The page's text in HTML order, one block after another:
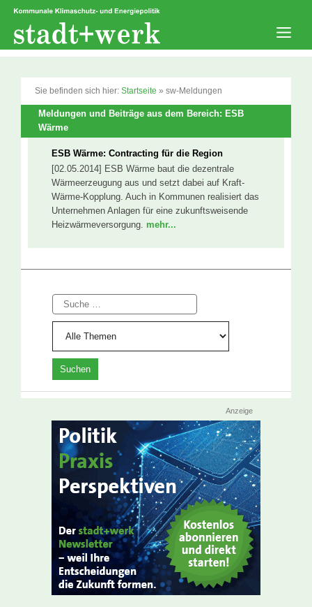
Zum
springen
Sie befinden sich hier: Startseite » sw-Meldungen
Meldungen und Beiträge aus dem Bereich: ESB
Wärme
ESB Wärme: Contracting für die Region
[02.05.2014] ESB Wärme baut die dezentrale
Wärmeerzeugung aus und setzt dabei auf Kraft-
Wärme-Kopplung. Auch in Kommunen realisiert das
Unternehmen Anlagen für eine zukunftsweisende
Heizwärmeversorgung. mehr...
Suche
Anzeige